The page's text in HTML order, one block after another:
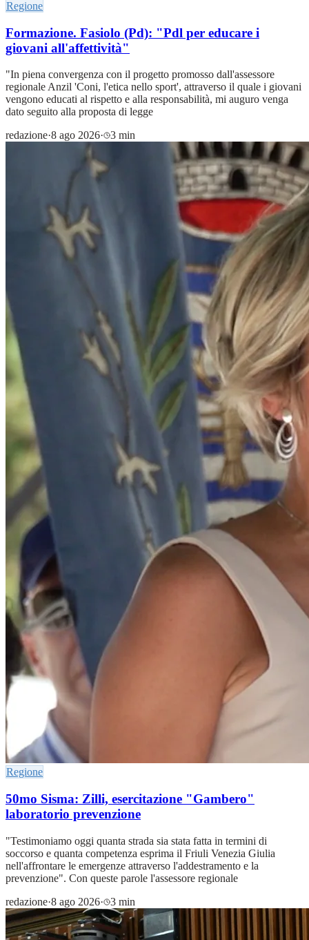
Regione
Formazione. Fasiolo (Pd): "Pdl per educare i
giovani all'affettività"
"In piena convergenza con il progetto promosso dall'assessore
regionale Anzil 'Coni, l'etica nello sport', attraverso il quale i giovani
vengono educati al rispetto e alla responsabilità, mi auguro venga
dato seguito alla proposta di legge
redazione·8 ago 2026· 3 min
Regione
50mo Sisma: Zilli, esercitazione "Gambero"
laboratorio prevenzione
"Testimoniamo oggi quanta strada sia stata fatta in termini di
soccorso e quanta competenza esprima il Friuli Venezia Giulia
nell'affrontare le emergenze attraverso l'addestramento e la
prevenzione". Con queste parole l'assessore regionale
redazione·8 ago 2026· 3 min